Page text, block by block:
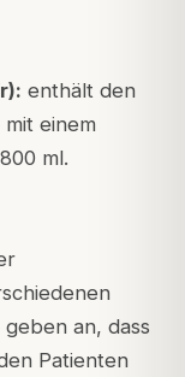
enthält den
einem
ml.
an, dass
Patienten